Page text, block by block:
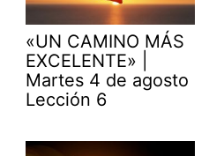
«UN CAMINO MÁS
EXCELENTE» |
Martes 4 de agosto
Lección 6